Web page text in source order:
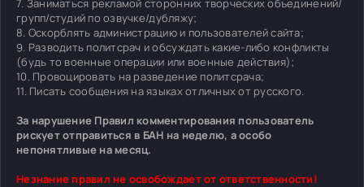
7. Заниматься рекламой сторонних творческих объединений/
групп/студий по озвучке/дубляжу;
8. Оскорблять администрацию и пользователей сайта;
9. Разводить политсрач и обсуждать какие-либо конфликты
(будь то военные операции или военные действия);
10. Провоцировать на разведение политсрача;
11. Писать сообщения на языках отличных от русского.
За нарушение Правил комментирования пользователь
рискует отправиться в БАН на неделю, а особо
непонятливые на месяц.
Незнание правил не освобождает от ответственности!